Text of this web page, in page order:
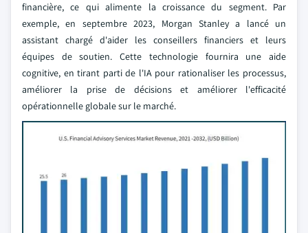
financière, ce qui alimente la croissance du segment. Par
exemple, en septembre 2023, Morgan Stanley a lancé un
assistant chargé d'aider les conseillers financiers et leurs
équipes de soutien. Cette technologie fournira une aide
cognitive, en tirant parti de l'IA pour rationaliser les processus,
améliorer la prise de décisions et améliorer l'efficacité
opérationnelle globale sur le marché.